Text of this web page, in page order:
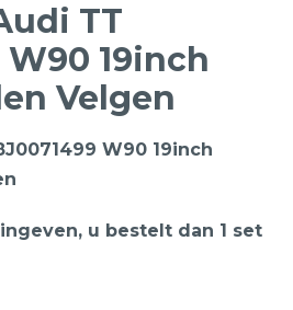
TT
W90 19inch
Velgen
W90 19inch
u bestelt dan 1 set